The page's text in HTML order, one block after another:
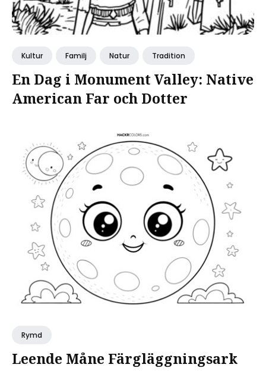
Kultur Familj Natur Tradition
En Dag i Monument Valley: Native
American Far och Dotter
Rymd
Leende Måne Färgläggningsark